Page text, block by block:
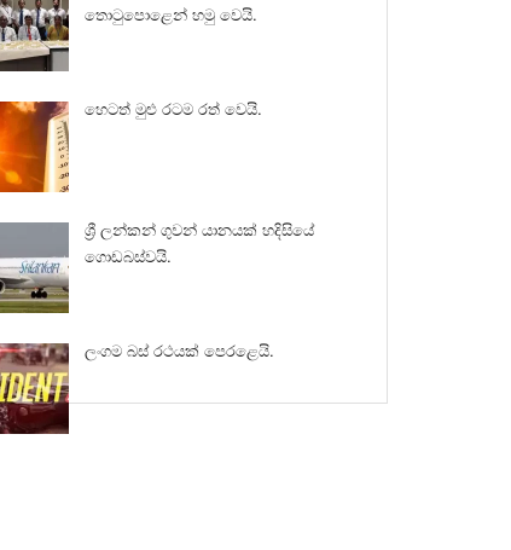
තොටුපොළෙන් හමු වෙයි.
හෙටත් මුළු රටම රත් වෙයි.
ශ්‍රී ලන්කන් ගුවන් යානයක් හදිසියේ
ගොඩබස්වයි.
ලංගම බස් රථයක් පෙරළෙයි.